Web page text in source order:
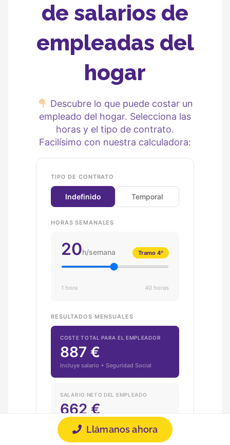
de salarios de
empleadas del
hogar
Descubre lo que puede costar un
empleado del hogar. Selecciona las
horas y el tipo de contrato.
Facilísimo con nuestra calculadora:
TIPO DE CONTRATO
Indefinido Temporal
HORAS SEMANALES
20h/semana Tramo 4º
1 hora 40 horas
RESULTADOS MENSUALES
COSTE TOTAL PARA EL EMPLEADOR
887 €
Incluye salario + Seguridad Social
SALARIO NETO DEL EMPLEADO
662 €
Lo que cobra el trabajador
Llámanos ahora